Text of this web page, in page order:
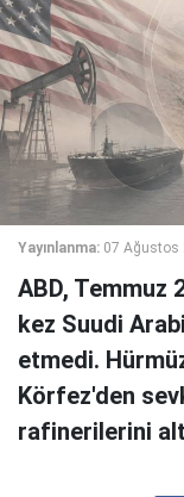
Yayınlanma: 07 Ağustos
ABD, Temmuz
kez Suudi
etmedi.
Körfez'den
rafinerilerini